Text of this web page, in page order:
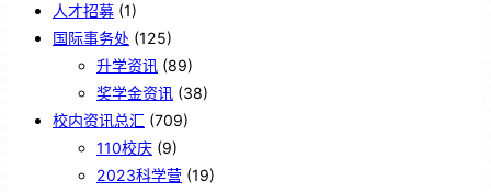
人才招募 (1)
国际事务处 (125)
升学资讯 (89)
奖学金资讯 (38)
校内资讯总汇 (709)
110校庆 (9)
2023科学营 (19)